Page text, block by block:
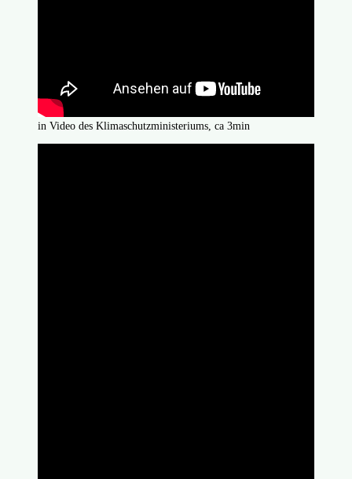
in Video des Klimaschutzministeriums, ca 3min